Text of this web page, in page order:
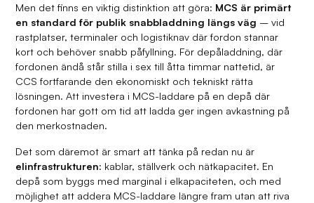
Men det finns en viktig distinktion att göra: MCS är primärt
en standard för publik snabbladdning längs väg – vid
rastplatser, terminaler och logistiknav där fordon stannar
kort och behöver snabb påfyllning. För depåladdning, där
fordonen ändå står stilla i sex till åtta timmar nattetid, är
CCS fortfarande den ekonomiskt och tekniskt rätta
lösningen. Att investera i MCS-laddare på en depå där
fordonen har gott om tid att ladda ger ingen avkastning på
den merkostnaden.
Det som däremot är smart att tänka på redan nu är
elinfrastrukturen: kablar, ställverk och nätkapacitet. En
depå som byggs med marginal i elkapaciteten, och med
möjlighet att addera MCS-laddare längre fram utan att riva